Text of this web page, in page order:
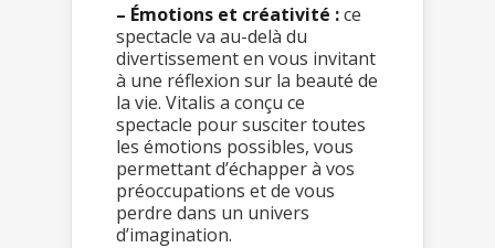
– Émotions et créativité :ce
spectacle va au-delà du
divertissement en vous invitant
à une réflexion sur la beauté de
la vie. Vitalis a conçu ce
spectacle pour susciter toutes
les émotions possibles, vous
permettant d’échapper à vos
préoccupations et de vous
perdre dans un univers
d’imagination.